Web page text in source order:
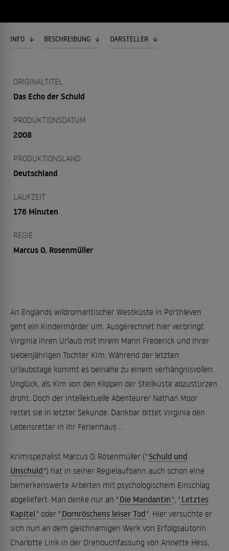
INFO BESCHREIBUNG DARSTELLER
ORIGINALTITEL
Das Echo der Schuld
PRODUKTIONSDATUM
2008
PRODUKTIONSLAND
Deutschland
LAUFZEIT
176 Minuten
REGIE
Marcus O. Rosenmüller
An Englands wildromantischer Westküste in Porthleven
geht ein Kindermörder um. Ausgerechnet hier verbringt
Virginia ihren Urlaub mit ihrem Mann Frederick und ihrer
siebenjährigen Tochter Kim. Während der letzten
Urlaubstage kommt es beinahe zu einem verhängnisvollen
Unglück, als Kim von den Klippen der Steilküste abzustürzen
droht. Doch der intellektuelle Abenteurer Nathan Moor
rettet sie in letzter Sekunde. Dankbar bittet Virginia den
Lebensretter in ihr Ferienhaus ...
Krimispezialist Marcus O. Rosenmüller (" Schuld und
Unschuld") hat in seiner Regielaufbahn auch schon eine
bemerkenswerte Arbeiten mit psychologischem Einschlag
abgeliefert. Man denke nur an " Die Mandantin ", " Letztes
Kapitel " oder " Dornröschens leiser Tod". Hier versuchte er
sich nun an dem gleichnamigen Werk von Erfolgsautorin
Charlotte Link in der Drehbuchfassung von Annette Hess,